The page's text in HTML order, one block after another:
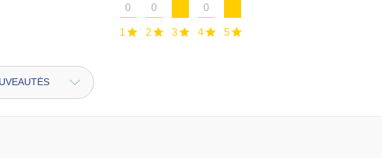
1
0
2
0
3 4
0
5